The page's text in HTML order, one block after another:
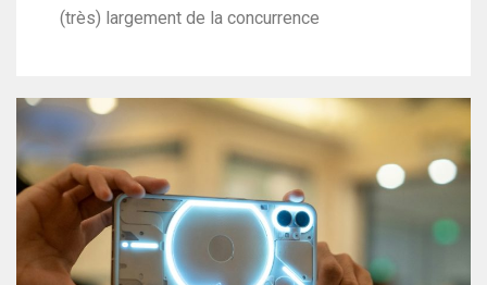
(très) largement de la concurrence